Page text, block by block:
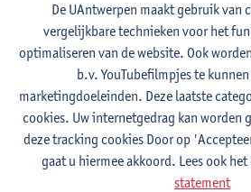
+3232655224
Toon e-mailadres
Katrien Schaubroeck
effectief stemgerechtigd lid
tel:+3232654351
Toon e-mailadres
De UAntwerpen maakt gebruik van
vergelijkbare technieken voor het
optimaliseren van de website. Ook
b.v. YouTubefilmpjes te
marketingdoeleinden. Deze laatste
cookies. Uw internetgedrag kan worden
deze tracking cookies Door op
gaat u hiermee akkoord. Lees ook
statement